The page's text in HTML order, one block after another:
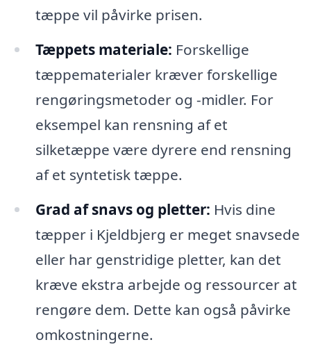
tæppe vil påvirke prisen.
Tæppets materiale: Forskellige
tæppematerialer kræver forskellige
rengøringsmetoder og -midler. For
eksempel kan rensning af et
silketæppe være dyrere end rensning
af et syntetisk tæppe.
Grad af snavs og pletter: Hvis dine
tæpper i Kjeldbjerg er meget snavsede
eller har genstridige pletter, kan det
kræve ekstra arbejde og ressourcer at
rengøre dem. Dette kan også påvirke
omkostningerne.